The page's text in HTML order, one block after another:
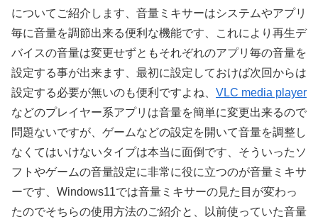
についてご紹介します、音量ミキサーはシステムやアプリ
毎に音量を調節出来る便利な機能です、これにより再生デ
バイスの音量は変更せずともそれぞれのアプリ毎の音量を
設定する事が出来ます、最初に設定しておけば次回からは
設定する必要が無いのも便利ですよね、 VLC media player
などのプレイヤー系アプリは音量を簡単に変更出来るので
問題ないですが、ゲームなどの設定を開いて音量を調整し
なくてはいけないタイプは本当に面倒です、そういったソ
フトやゲームの音量設定に非常に役に立つのが音量ミキサ
ーです、Windows11では音量ミキサーの見た目が変わっ
たのでそちらの使用方法のご紹介と、以前使っていた音量